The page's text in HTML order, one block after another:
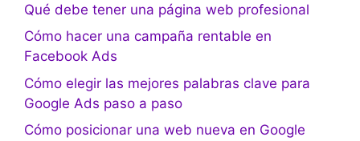
Qué debe tener una página web profesional
Cómo hacer una campaña rentable en
Facebook Ads
Cómo elegir las mejores palabras clave para
Google Ads paso a paso
Cómo posicionar una web nueva en Google